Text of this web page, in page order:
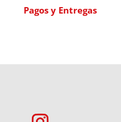
Pagos y Entregas